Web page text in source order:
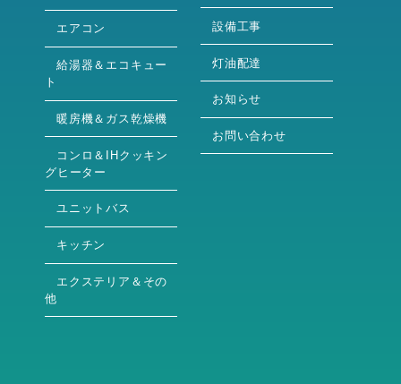
エアコン
給湯器＆エコキュー
ト
暖房機＆ガス乾燥機
コンロ＆IHクッキン
グヒーター
ユニットバス
キッチン
エクステリア＆その
他
設備工事
灯油配達
お知らせ
お問い合わせ